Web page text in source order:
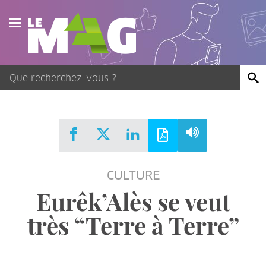
Actualités
Agenda
Publications
CULTURE
Eurêk’Alès se veut
très “Terre à Terre”